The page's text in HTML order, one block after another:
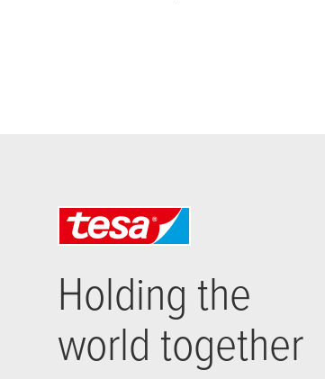
Holding the
world together